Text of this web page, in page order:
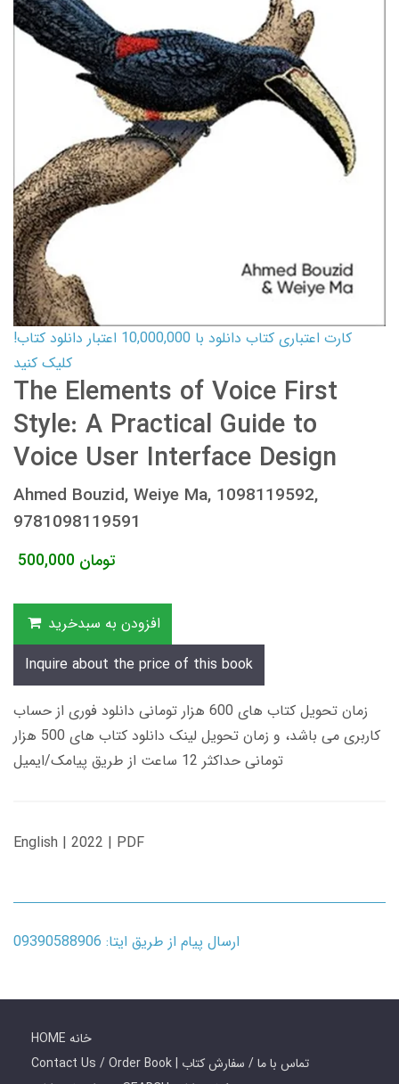
کارت اعتباری کتاب دانلود با 10,000,000 اعتبار دانلود کتاب!
کلیک کنید
The Elements of Voice First
Style: A Practical Guide to
Voice User Interface Design
Ahmed Bouzid, Weiye Ma, 1098119592,
9781098119591
500,000 تومان
افزودن به سبدخرید
Inquire about the price of this book
زمان تحویل کتاب های 600 هزار تومانی دانلود فوری از حساب
کاربری می باشد، و زمان تحویل لینک دانلود کتاب های 500 هزار
تومانی حداکثر 12 ساعت از طریق پیامک/ایمیل
English | 2022 | PDF
ارسال پیام از طریق ایتا: 09390588906
HOME خانه
Contact Us / Order Book | تماس با ما / سفارش کتاب